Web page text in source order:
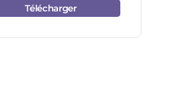
Télécharger